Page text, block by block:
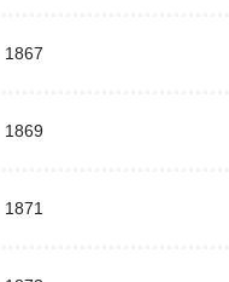
1867
1869
1871